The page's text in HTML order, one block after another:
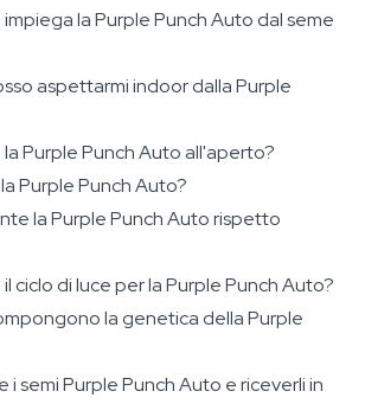
la Purple Punch Auto dal seme
aspettarmi indoor dalla Purple
Purple Punch Auto all'aperto?
Purple Punch Auto?
la Purple Punch Auto rispetto
ciclo di luce per la Purple Punch Auto?
la genetica della Purple
i semi Purple Punch Auto e riceverli in